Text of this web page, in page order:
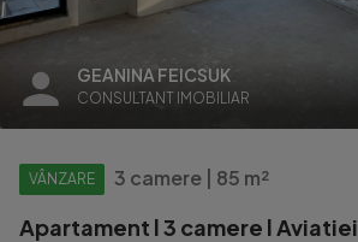
GEANINA FEICSUK
CONSULTANT IMOBILIAR
VÂNZARE 3 camere | 85 m²
Apartament l 3 camere l Aviatiei